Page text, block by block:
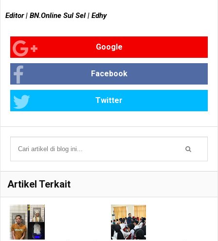
Editor | BN.Online Sul Sel | Edhy
Google
Facebook
Twitter
Artikel Terkait